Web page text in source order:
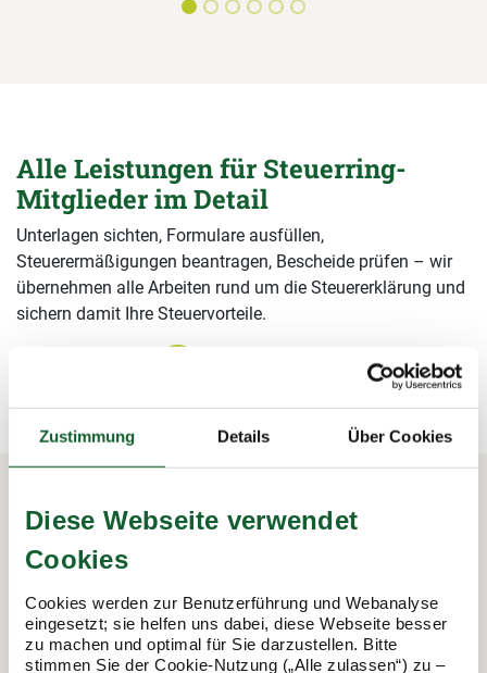
Zustimmung Details Über Cookies
Diese Webseite verwendet
Cookies
Cookies werden zur Benutzerführung und Webanalyse
eingesetzt; sie helfen uns dabei, diese Webseite besser
zu machen und optimal für Sie darzustellen. Bitte
stimmen Sie der Cookie-Nutzung („Alle zulassen“) zu –
Alle Leistungen für Steuerring-
Mitglieder im Detail
Unterlagen sichten, Formulare ausfüllen,
Steuerermäßigungen beantragen, Bescheide prüfen – wir
übernehmen alle Arbeiten rund um die Steuererklärung und
sichern damit Ihre Steuervorteile.
In 3 Schritten zur Steuererklärung.
So funktioniert's: